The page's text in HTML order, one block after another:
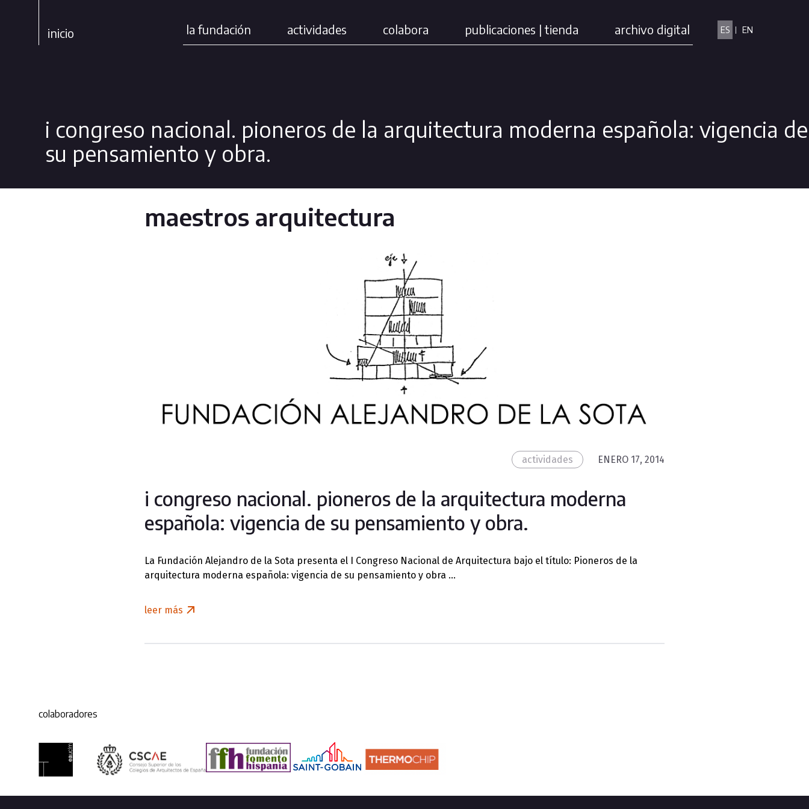
inicio la fundación actividades colabora publicaciones | tienda archivo digital ES EN
i congreso nacional. pioneros de la arquitectura moderna española: vigencia de
su pensamiento y obra.
maestros arquitectura
actividades ENERO 17, 2014
i congreso nacional. pioneros de la arquitectura moderna
española: vigencia de su pensamiento y obra.
La Fundación Alejandro de la Sota presenta el I Congreso Nacional de Arquitectura bajo el título: Pioneros de la
arquitectura moderna española: vigencia de su pensamiento y obra …
leer más
colaboradores